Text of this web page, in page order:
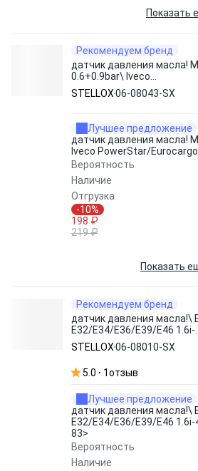
Показать
Рекомендуем бренд
датчик давления масла!
0.6+0.9bar\ Iveco
PowerStar/Eurocargo/
08043-SX STELLOX
STELLOX06-08043-SX
Лучшее предложение
датчик давления масла!
Iveco PowerStar/
Вероятность
Наличие
Отгрузка
-10%
198 ₽
219 ₽
Показать
Рекомендуем бренд
датчик давления масла!\
E32/E34/E36/E39/E46 1.6i-
4.4i/1.7D/2.5TD/TDs 83>
STELLOX
STELLOX06-08010-SX
5.0 1отзыв
Лучшее предложение
датчик давления масла!\
E32/E34/E36/E39/E46
83>
Вероятность
Наличие